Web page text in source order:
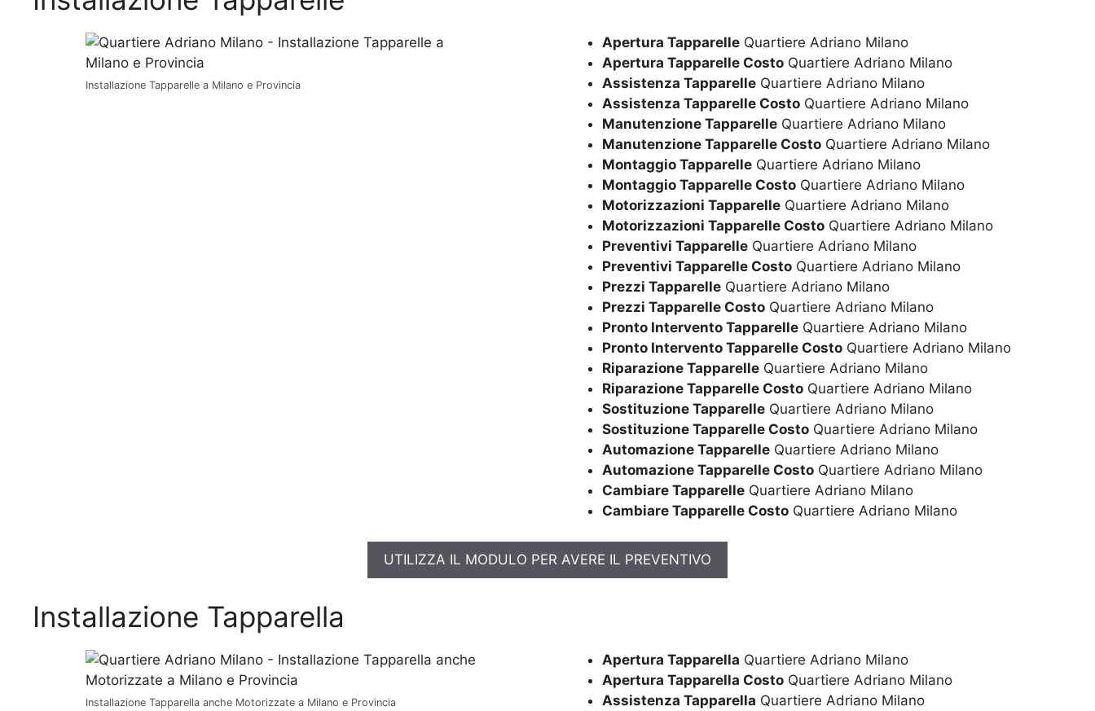
Installazione Tapparelle a Milano e Provincia
Apertura Tapparelle Quartiere Adriano Milano
Apertura Tapparelle Costo Quartiere Adriano Milano
Assistenza Tapparelle Quartiere Adriano Milano
Assistenza Tapparelle Costo Quartiere Adriano Milano
Manutenzione Tapparelle Quartiere Adriano Milano
Manutenzione Tapparelle Costo Quartiere Adriano Milano
Montaggio Tapparelle Quartiere Adriano Milano
Montaggio Tapparelle Costo Quartiere Adriano Milano
Motorizzazioni Tapparelle Quartiere Adriano Milano
Motorizzazioni Tapparelle Costo Quartiere Adriano Milano
Preventivi Tapparelle Quartiere Adriano Milano
Preventivi Tapparelle Costo Quartiere Adriano Milano
Prezzi Tapparelle Quartiere Adriano Milano
Prezzi Tapparelle Costo Quartiere Adriano Milano
Pronto Intervento Tapparelle Quartiere Adriano Milano
Pronto Intervento Tapparelle Costo Quartiere Adriano Milano
Riparazione Tapparelle Quartiere Adriano Milano
Riparazione Tapparelle Costo Quartiere Adriano Milano
Sostituzione Tapparelle Quartiere Adriano Milano
Sostituzione Tapparelle Costo Quartiere Adriano Milano
Automazione Tapparelle Quartiere Adriano Milano
Automazione Tapparelle Costo Quartiere Adriano Milano
Cambiare Tapparelle Quartiere Adriano Milano
Cambiare Tapparelle Costo Quartiere Adriano Milano
UTILIZZA IL MODULO PER AVERE IL PREVENTIVO
Installazione Tapparella
Installazione Tapparella anche Motorizzate a Milano e Provincia
Apertura Tapparella Quartiere Adriano Milano
Apertura Tapparella Costo Quartiere Adriano Milano
Assistenza Tapparella Quartiere Adriano Milano